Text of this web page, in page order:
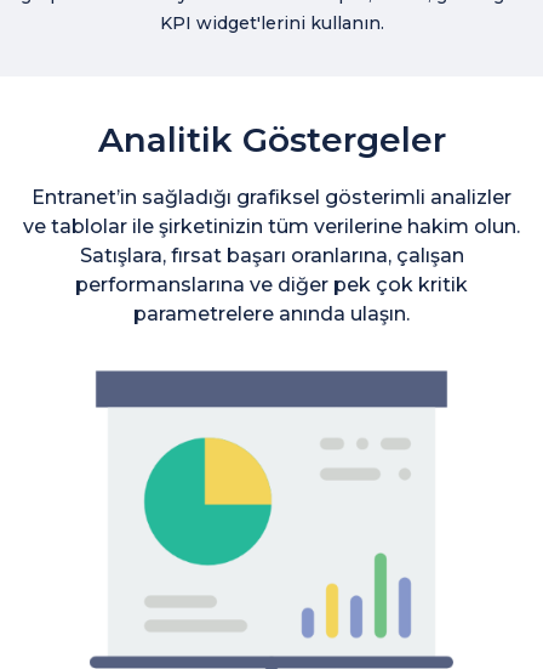
KPI widget'lerini kullanın.
Analitik Göstergeler
Entranet’in sağladığı grafiksel gösterimli analizler
ve tablolar ile şirketinizin tüm verilerine hakim olun.
Satışlara, fırsat başarı oranlarına, çalışan
performanslarına ve diğer pek çok kritik
parametrelere anında ulaşın.